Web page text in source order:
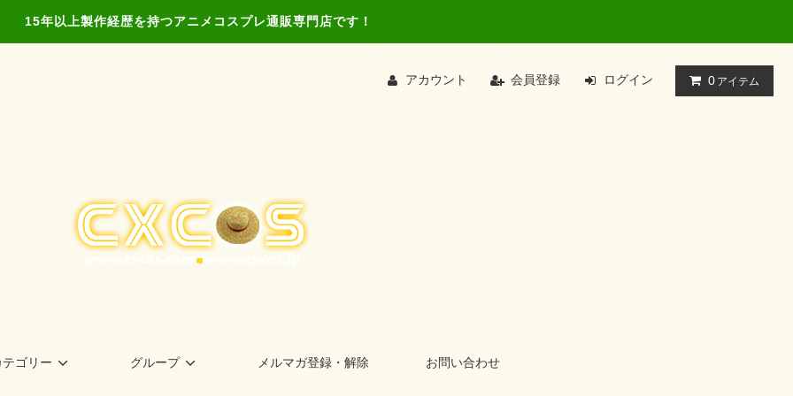
15年以上製作経歴を持つアニメコスプレ通販専門店です！
アカウント 会員登録 ログイン 0 アイテム
テゴリー グループ メルマガ登録・解除 お問い合わせ